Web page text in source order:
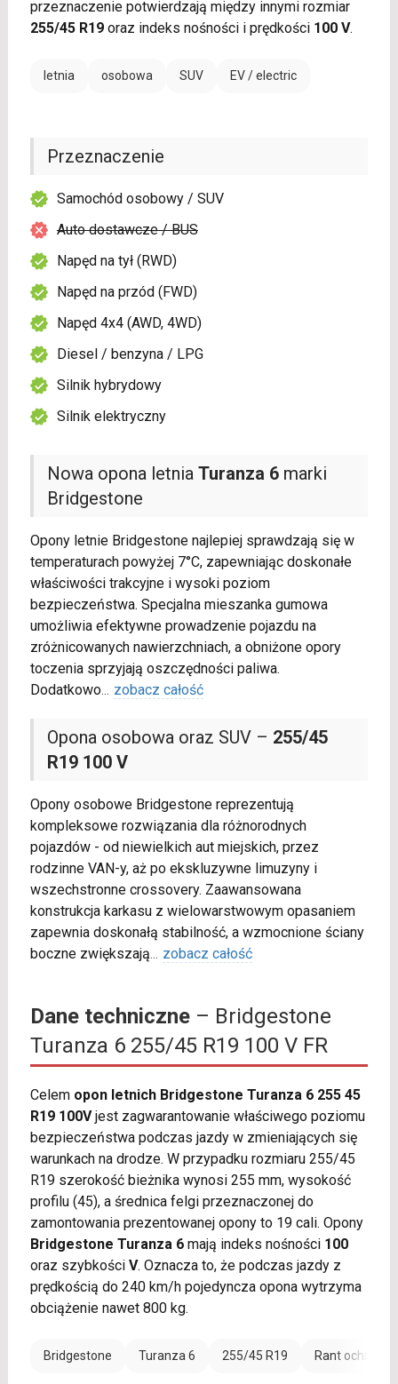
przeznaczenie potwierdzają między innymi rozmiar
255/45 R19oraz indeks nośności i prędkości 100 V.
letnia osobowa SUV EV / electric
Nowa opona letnia Turanza 6marki
Bridgestone
Opony letnie Bridgestone najlepiej sprawdzają się w
temperaturach powyżej 7°C, zapewniając doskonałe
właściwości trakcyjne i wysoki poziom
bezpieczeństwa. Specjalna mieszanka gumowa
umożliwia efektywne prowadzenie pojazdu na
zróżnicowanych nawierzchniach, a obniżone opory
toczenia sprzyjają oszczędności paliwa.
Dodatkowo... zobacz całość
Opona osobowa oraz SUV – 255/45
R19 100 V
Opony osobowe Bridgestone reprezentują
kompleksowe rozwiązania dla różnorodnych
pojazdów - od niewielkich aut miejskich, przez
rodzinne VAN-y, aż po ekskluzywne limuzyny i
wszechstronne crossovery. Zaawansowana
konstrukcja karkasu z wielowarstwowym opasaniem
zapewnia doskonałą stabilność, a wzmocnione ściany
boczne zwiększają... zobacz całość
Przeznaczenie
Samochód osobowy / SUV
Auto dostawcze / BUS
Napęd na tył (RWD)
Napęd na przód (FWD)
Napęd 4x4 (AWD, 4WD)
Diesel / benzyna / LPG
Silnik hybrydowy
Silnik elektryczny
Dane techniczne– Bridgestone
Turanza 6 255/45 R19 100 V FR
Celem opon letnich Bridgestone Turanza 6 255 45
R19 100Vjest zagwarantowanie właściwego poziomu
bezpieczeństwa podczas jazdy w zmieniających się
warunkach na drodze. W przypadku rozmiaru 255/45
R19 szerokość bieżnika wynosi 255 mm, wysokość
profilu (45), a średnica felgi przeznaczonej do
zamontowania prezentowanej opony to 19 cali. Opony
Bridgestone Turanza 6mają indeks nośności 100
oraz szybkości V. Oznacza to, że podczas jazdy z
prędkością do 240 km/h pojedyncza opona wytrzyma
obciążenie nawet 800 kg.
Bridgestone Turanza 6 255/45 R19 Rant ochronny